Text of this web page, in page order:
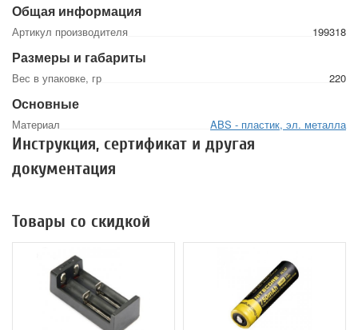
Общая информация
Артикул производителя 199318
Размеры и габариты
Вес в упаковке, гр 220
Основные
Материал ABS - пластик, эл. металла
Инструкция, сертификат и другая
документация
Товары со скидкой